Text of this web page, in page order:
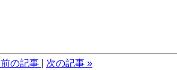
前の記事 次の記事 »